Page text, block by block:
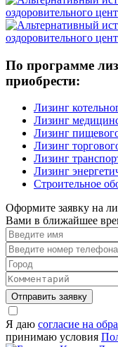
По программе
приобрести:
Лизинг
Лизинг
Лизинг
Лизинг
Лизинг
Лизинг
Строительное
Оформите заявку на
Вами в ближайшее
Отправить заявку
Я даю согласие на
принимаю условия